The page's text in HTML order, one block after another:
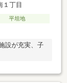
１丁目
平坦地
設が充実、子